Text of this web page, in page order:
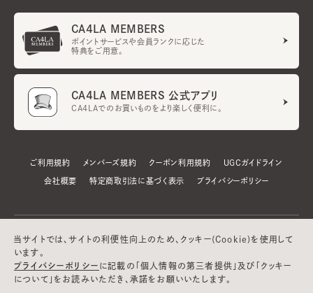
CA4LA MEMBERS
ポイントサービスや会員ランクに応じた
特典をご用意。
CA4LA MEMBERS 公式アプリ
CA4LAでのお買いものをより楽しく便利に。
ご利用規約 メンバーズ規約 クーポン利用規約 UGCガイドライン
会社概要 特定商取引法に基づく表示 プライバシーポリシー
当サイトでは、サイトの利便性向上のため、クッキー(Cookie)を使用して
います。
プライバシーポリシー に記載の「個人情報の第三者提供」及び「クッキー
について」をお読みいただき、承諾をお願いいたします。